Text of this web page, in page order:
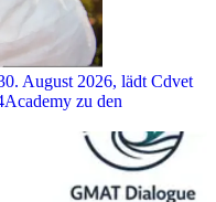
August 2026, lädt Cdvet
zu den